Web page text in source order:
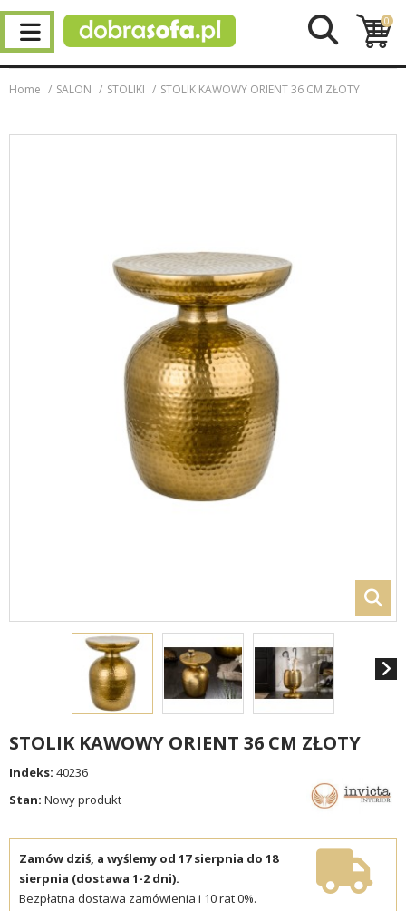
0
Home SALON STOLIKI STOLIK KAWOWY ORIENT 36 CM ZŁOTY
STOLIK KAWOWY ORIENT 36 CM ZŁOTY
Indeks: 40236
Stan: Nowy produkt
Zamów dziś, a wyślemy od 17 sierpnia do 18
sierpnia (dostawa 1-2 dni).
Bezpłatna dostawa zamówienia i 10 rat 0%.